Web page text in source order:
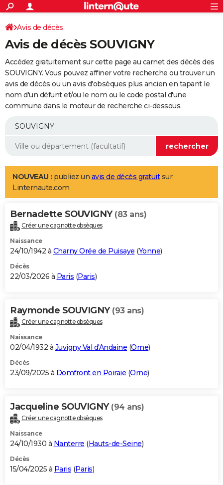
ACTUALITÉS
Politique
Société
Faits Divers
Education
Monde
Villes
+
SPORT
Coupe du monde 2026
Football
Tennis
Cyclisme
Rugby
Forum
Programme TV
TNT
Streaming
Cinéma
Sorties cinéma
Musique
+
FINANCE
Retraite
Epargne
Immobilier
Risques naturels par ville
Banque
Assurance
AUTO
Essais
Réserver un essai
Citadines
Berlines
SUV
Forum auto
+
Mobiles
Meilleur smartphone
Internet
Ordinateurs
Jeux vidéo
Guide high-tech
Aménagement intérieur
LIFESTYLE
Art de vivre
Bien-être
Loisirs
Mode
Modes de vie
Alimentation
Guide de la santé
Maladies
Médicaments
Sommeil
VOYAGE
Destinations
City break
Voyage nature
Voyage de noces
Forum
Climat
+PHOTO
GUIDES D'ACHAT
BONS PLANS
Carte de Noël
Carte Bonne année
Carte Saint-Valentin
Carte Pâques
Carte d'anniversaire
DICTIONNAIRE
Dictionnaire
Biographies
Citations
Expressions
Proverbes
PROGRAMME TV
S'inscrire
Se connecter
Lycées
Collèges
Primaires
Universités
Entreprises
Service militaire
Avis de recherche
AVIS DE DÉCÈS
Bricolage
Lifestyle
Culture
Sport
Auto
Television
Voyage
Cinema
Avis de décès
Avis de décès SOUVIGNY
Accédez gratuitement sur cette page au carnet des décès des
SOUVIGNY. Vous pouvez affiner votre recherche ou trouver un
avis de décès ou un avis d'obsèques plus ancien en tapant le
nom d'un défunt et/ou le nom ou le code postal d'une
commune dans le moteur de recherche ci-dessous.
NOUVEAU : publiez un avis de décès gratuitsur
Linternaute.com
Bernadette SOUVIGNY (83 ans)
Créer une cagnotte obsèques
Naissance
24/10/1942 à Charny Orée de Puisaye (Yonne)
Décès
22/03/2026 à Paris (Paris)
Raymonde SOUVIGNY (93 ans)
Créer une cagnotte obsèques
Naissance
02/04/1932 à Juvigny Val d'Andaine (Orne)
Décès
23/09/2025 à Domfront en Poiraie (Orne)
Jacqueline SOUVIGNY (94 ans)
Créer une cagnotte obsèques
Naissance
24/10/1930 à Nanterre (Hauts-de-Seine)
Décès
15/04/2025 à Paris (Paris)